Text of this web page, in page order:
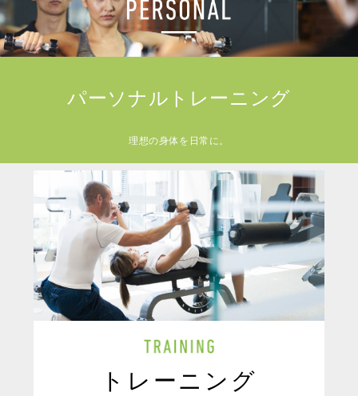
パーソナルトレーニング
理想の身体を日常に。
トレーニング